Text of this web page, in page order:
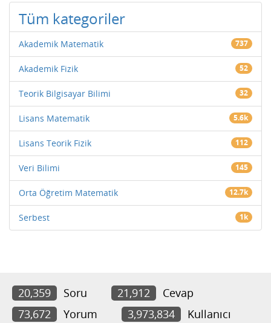
Tüm kategoriler
Akademik Matematik 737
Akademik Fizik 52
Teorik Bilgisayar Bilimi 32
Lisans Matematik 5.6k
Lisans Teorik Fizik 112
Veri Bilimi 145
Orta Öğretim Matematik 12.7k
Serbest 1k
20,359 Soru 21,912
Cevap
73,672
Yorum 3,973,834 Kullanıcı